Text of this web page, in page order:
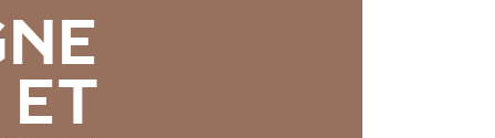
ET